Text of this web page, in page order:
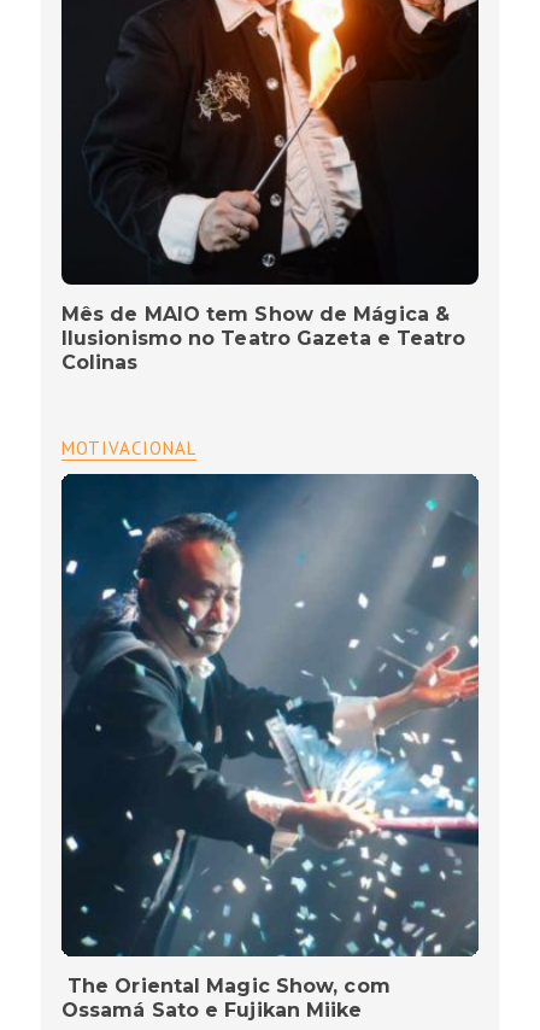
Mês de MAIO tem Show de Mágica &
Ilusionismo no Teatro Gazeta e Teatro
Colinas
MOTIVACIONAL
The Oriental Magic Show, com
Ossamá Sato e Fujikan Miike